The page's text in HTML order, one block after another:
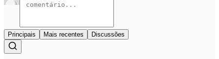
Principais Mais recentes Discussões